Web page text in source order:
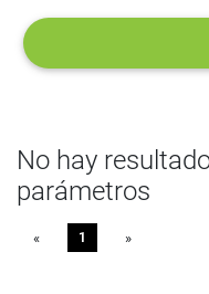
No hay
parámetros
« Previous
1 »